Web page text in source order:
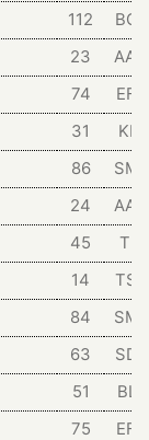
112
BGT
23
AAM
74
EFD
31
KIN
86
24
AAM
45
TRI
14
TSG
84
63
SDO
51
BLZ
75
EFD